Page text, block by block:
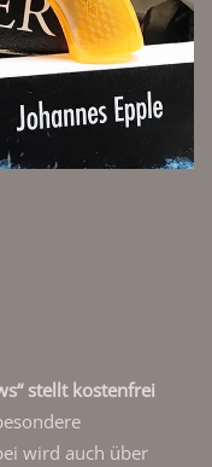
stellt kostenfrei
wird auch über